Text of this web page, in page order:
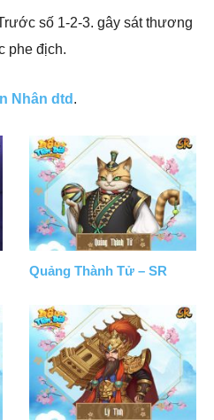
số 1-2-3. gây sát thương
phe địch.
Nhân dtd .
Quảng Thành Tử – SR